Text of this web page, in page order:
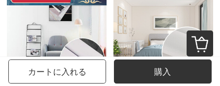
カートに入れる 購入